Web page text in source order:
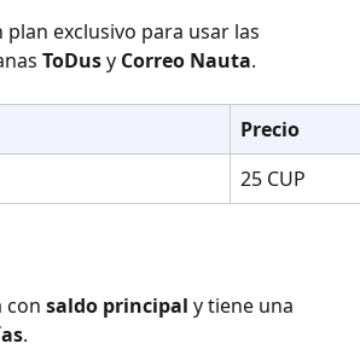
plan exclusivo para usar las
ToDus y Correo Nauta.
Precio
25 CUP
con saldo principal y tiene una
.